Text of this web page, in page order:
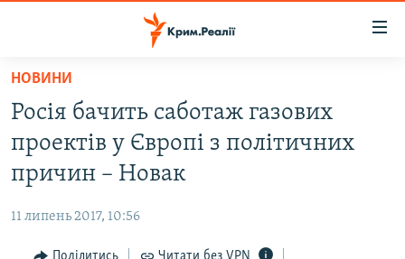
Перейти
основного
матеріалу
Перейти
до
основної
Перейти
ВІДЕО ТА ФОТО
БЛОГИ
НОВИНИ
Росія бачить саботаж газових
проектів у Європі з політичних
причин – Новак
11 липень 2017, 10:56